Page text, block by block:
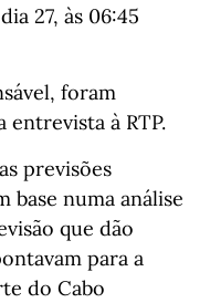
27, às 06:45
foram
entrevista à RTP.
previsões
base numa análise
que dão
para a
do Cabo